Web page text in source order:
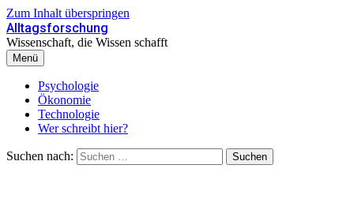
Zum Inhalt überspringen
Alltagsforschung
Wissenschaft, die Wissen schafft
Menü
Psychologie
Ökonomie
Technologie
Wer schreibt hier?
Suchen nach: